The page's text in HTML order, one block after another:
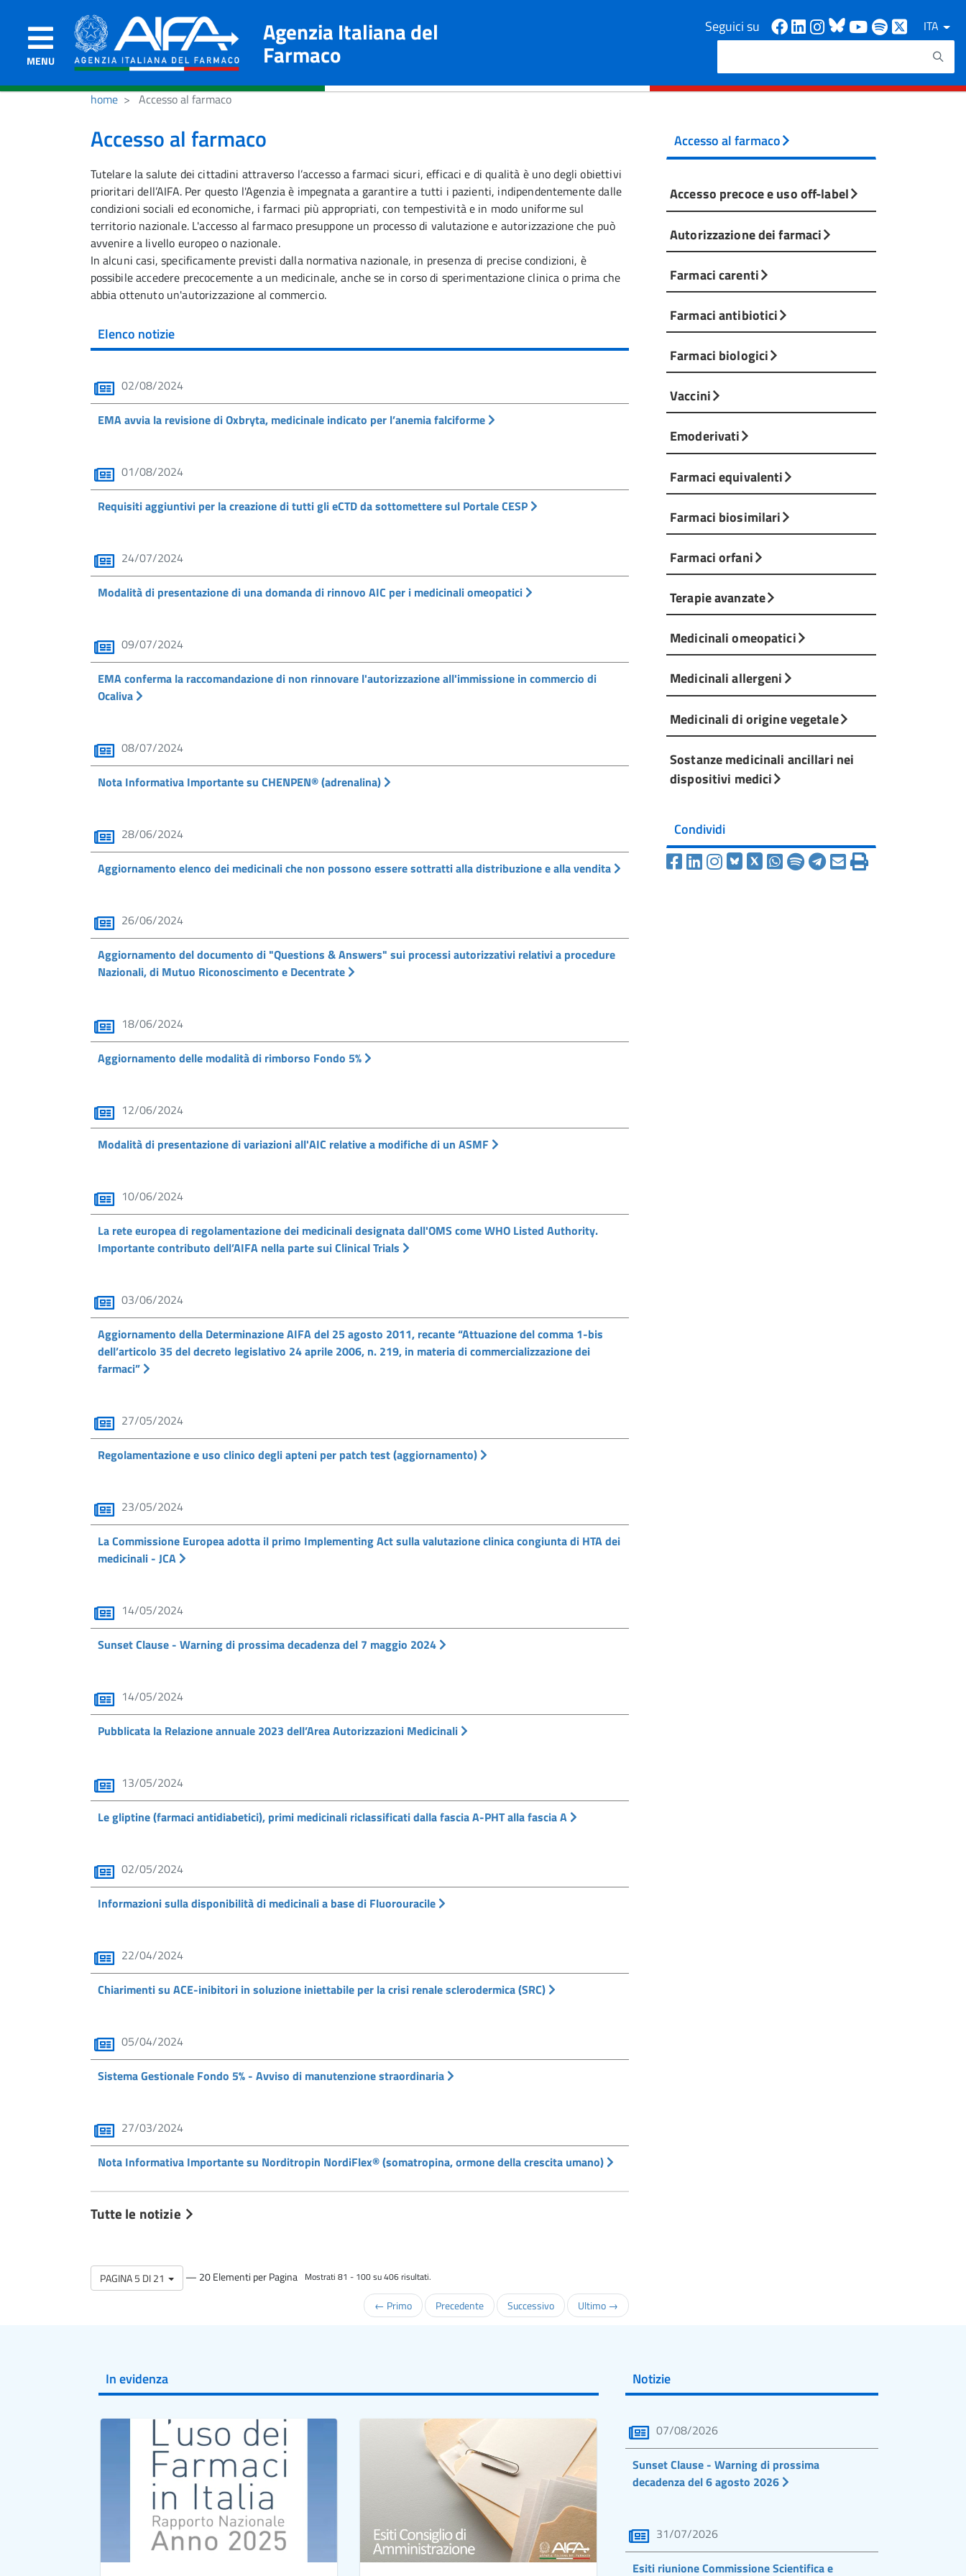
MENU
Agenzia Italiana del
Farmaco
Seguici su Facebook
Linkedin
Instagram
Bluesky
Youtube
Spotify
ITA
Cerca
home Accesso al farmaco
Accesso al farmaco
Tutelare la salute dei cittadini attraverso l’accesso a farmaci sicuri, efficaci e di qualità è uno degli obiettivi
prioritari dell’AIFA. Per questo l'Agenzia è impegnata a garantire a tutti i pazienti, indipendentemente dalle
condizioni sociali ed economiche, i farmaci più appropriati, con tempestività e in modo uniforme sul
territorio nazionale. L'accesso al farmaco presuppone un processo di valutazione e autorizzazione che può
avvenire a livello europeo o nazionale.
In alcuni casi, specificamente previsti dalla normativa nazionale, in presenza di precise condizioni, è
possibile accedere precocemente a un medicinale, anche se in corso di sperimentazione clinica o prima che
abbia ottenuto un'autorizzazione al commercio.
Elenco notizie
02/08/2024
EMA avvia la revisione di Oxbryta, medicinale indicato per l’anemia falciforme
01/08/2024
Requisiti aggiuntivi per la creazione di tutti gli eCTD da sottomettere sul Portale CESP
24/07/2024
Modalità di presentazione di una domanda di rinnovo AIC per i medicinali omeopatici
09/07/2024
EMA conferma la raccomandazione di non rinnovare l'autorizzazione all'immissione in commercio di
Ocaliva
08/07/2024
Nota Informativa Importante su CHENPEN® (adrenalina)
28/06/2024
Aggiornamento elenco dei medicinali che non possono essere sottratti alla distribuzione e alla vendita
26/06/2024
Aggiornamento del documento di "Questions & Answers" sui processi autorizzativi relativi a procedure
Nazionali, di Mutuo Riconoscimento e Decentrate
18/06/2024
Aggiornamento delle modalità di rimborso Fondo 5%
12/06/2024
Modalità di presentazione di variazioni all'AIC relative a modifiche di un ASMF
10/06/2024
La rete europea di regolamentazione dei medicinali designata dall'OMS come WHO Listed Authority.
Importante contributo dell’AIFA nella parte sui Clinical Trials
03/06/2024
Aggiornamento della Determinazione AIFA del 25 agosto 2011, recante “Attuazione del comma 1-bis
dell’articolo 35 del decreto legislativo 24 aprile 2006, n. 219, in materia di commercializzazione dei
farmaci”
27/05/2024
Regolamentazione e uso clinico degli apteni per patch test (aggiornamento)
23/05/2024
La Commissione Europea adotta il primo Implementing Act sulla valutazione clinica congiunta di HTA dei
medicinali - JCA
14/05/2024
Sunset Clause - Warning di prossima decadenza del 7 maggio 2024
14/05/2024
Pubblicata la Relazione annuale 2023 dell’Area Autorizzazioni Medicinali
13/05/2024
Le gliptine (farmaci antidiabetici), primi medicinali riclassificati dalla fascia A-PHT alla fascia A
02/05/2024
Informazioni sulla disponibilità di medicinali a base di Fluorouracile
22/04/2024
Chiarimenti su ACE-inibitori in soluzione iniettabile per la crisi renale sclerodermica (SRC)
05/04/2024
Sistema Gestionale Fondo 5% - Avviso di manutenzione straordinaria
27/03/2024
Nota Informativa Importante su Norditropin NordiFlex® (somatropina, ormone della crescita umano)
Tutte le notizie
PAGINA 5 DI 21 — 20 Elementi per Pagina Mostrati 81 - 100 su 406 risultati.
← Primo Precedente Successivo Ultimo →
Accesso al farmaco
Accesso precoce e uso off-label
Autorizzazione dei farmaci
Farmaci carenti
Farmaci antibiotici
Farmaci biologici
Vaccini
Emoderivati
Farmaci equivalenti
Farmaci biosimilari
Farmaci orfani
Terapie avanzate
Medicinali omeopatici
Medicinali allergeni
Medicinali di origine vegetale
Sostanze medicinali ancillari nei
dispositivi medici
Condividi
In evidenza Notizie
07/08/2026
Sunset Clause - Warning di prossima
decadenza del 6 agosto 2026
31/07/2026
Esiti riunione Commissione Scientifica e